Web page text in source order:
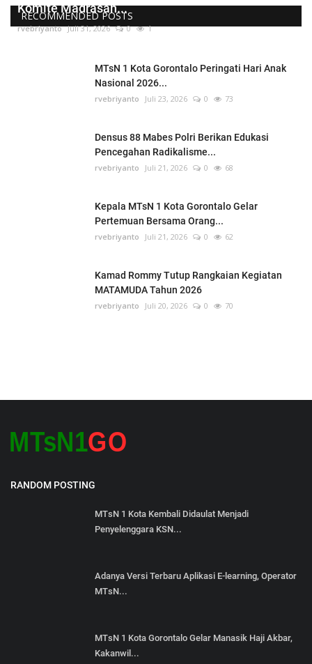
RECOMMENDED POSTS
Komite Madrasah...
rvebriyanto Juli 31, 2026 0 1
MTsN 1 Kota Gorontalo Peringati Hari Anak
Nasional 2026...
rvebriyanto Juli 23, 2026 0 73
Densus 88 Mabes Polri Berikan Edukasi
Pencegahan Radikalisme...
rvebriyanto Juli 21, 2026 0 68
Kepala MTsN 1 Kota Gorontalo Gelar
Pertemuan Bersama Orang...
rvebriyanto Juli 21, 2026 0 62
Kamad Rommy Tutup Rangkaian Kegiatan
MATAMUDA Tahun 2026
rvebriyanto Juli 20, 2026 0 70
RANDOM POSTING
MTsN 1 Kota Kembali Didaulat Menjadi
Penyelenggara KSN...
Adanya Versi Terbaru Aplikasi E-learning, Operator
MTsN...
MTsN 1 Kota Gorontalo Gelar Manasik Haji Akbar,
Kakanwil...